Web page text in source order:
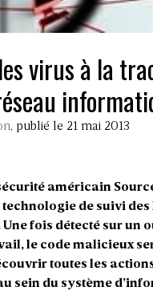
virus à la
, publié le 21 mai 2013
américain
de suivi
fois détecté sur un
le code malicieux
toutes les
sein du système